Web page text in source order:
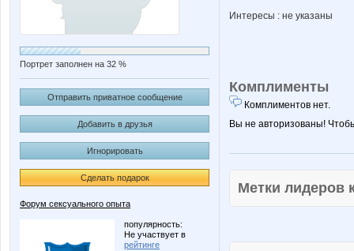
Портрет заполнен на 32 %
Отправить приватное сообщение
Добавить в друзья
Игнорировать
Сделать подарок
Форум сексуального опыта
популярность:
Не участвует в
рейтинге
Интересы : не указаны
Комплименты
Комплиментов нет.
Вы не авторизованы!
Метки